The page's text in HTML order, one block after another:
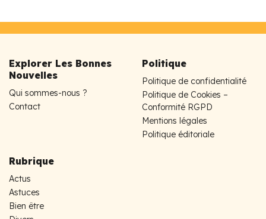
Explorer Les Bonnes
Nouvelles
Qui sommes-nous ?
Contact
Politique
Politique de confidentialité
Politique de Cookies –
Conformité RGPD
Mentions légales
Politique éditoriale
Rubrique
Actus
Astuces
Bien être